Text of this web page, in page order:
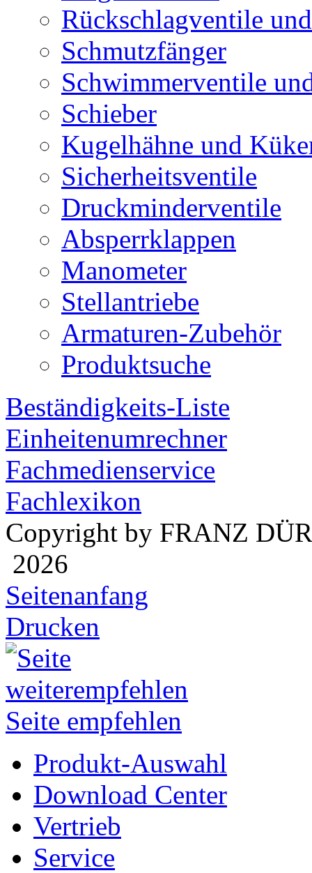
Rückschlagventile
Schmutzfänger
Schwimmerventile
Schieber
Kugelhähne und
Sicherheitsventile
Druckminderventile
Absperrklappen
Manometer
Stellantriebe
Armaturen-Zubehör
Produktsuche
Beständigkeits-Liste
Einheitenumrechner
Fachmedienservice
Fachlexikon
Copyright by FRANZ
2026
Seitenanfang
Drucken
Seite empfehlen
Produkt-Auswahl
Download Center
Vertrieb
Service